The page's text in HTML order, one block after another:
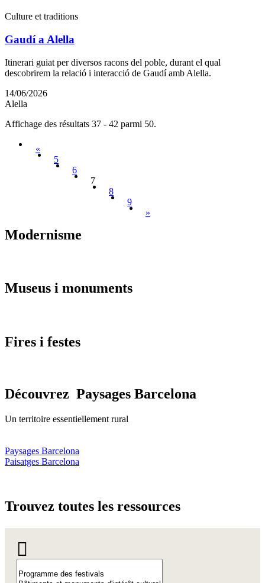
Culture et traditions
Gaudí a Alella
Itinerari guiat per diversos racons del poble, durant el qual
descobrirem la relació i interacció de Gaudí amb Alella.
14/06/2026
Alella
Affichage des résultats 37 - 42 parmi 50.
«
5
6
7
8
9
»
Modernisme
Museus i monuments
Fires i festes
Découvrez Paysages Barcelona
Un territoire essentiellement rural
Paysages Barcelona
Paisatges Barcelona
Trouvez toutes les ressources